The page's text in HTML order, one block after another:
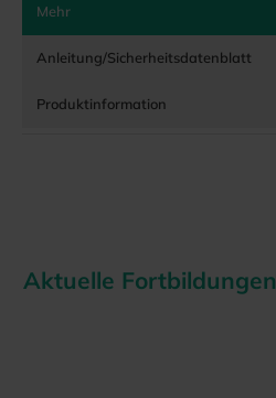
Mehr
Anleitung/Sicherheitsdatenblatt
Produktinformation
Aktuelle Fortbildungen